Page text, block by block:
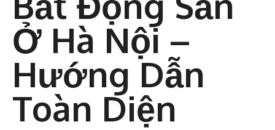
Ở Hà Nội –
Hướng Dẫn
Toàn Diện